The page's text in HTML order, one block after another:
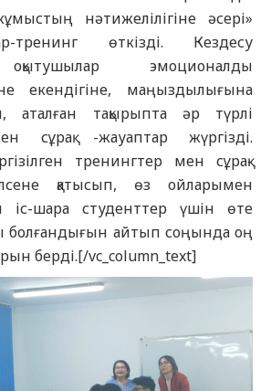
нәтижелілігіне әсері»
тренинг өткізді. Кездесу
эмоционалды
екендігіне, маңыздылығына
аталған тақырыпта әр түрлі
сұрақ -жауаптар жүргізді.
тренингтер мен сұрақ-
қатысып, өз ойларымен
іс-шара студенттер үшін өте
болғандығын айтып соңында оң
берді.[/vc_column_text]